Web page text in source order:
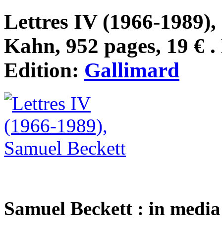
Lettres IV (1966-
Kahn, 952 pages, 19 €
Edition: Gallimard
Samuel Beckett : in